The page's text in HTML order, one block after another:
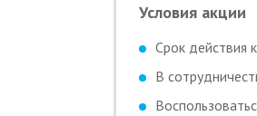
Условия акции
Срок действия
В